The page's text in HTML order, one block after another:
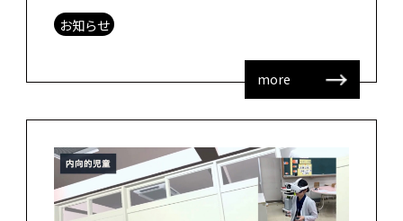
ンに関するシステマティックレビュー論文がIEEE
Access誌に採録されました！ […]
お知らせ
more